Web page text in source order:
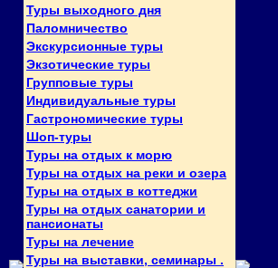
Туры выходного дня
Паломничество
Экскурсионные туры
Экзотические туры
Групповые туры
Индивидуальные туры
Гастрономические туры
Шоп-туры
Туры на отдых к морю
Туры на отдых на реки и озера
Туры на отдых в коттеджи
Туры на отдых санатории и
пансионаты
Туры на лечение
Туры на выставки, семинары .